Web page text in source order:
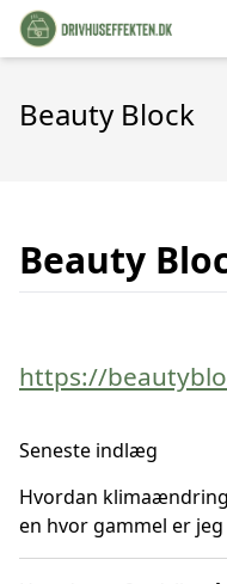
Beauty Block
Beauty
https://
Seneste indlæg
Hvordan
en hvor gammel er